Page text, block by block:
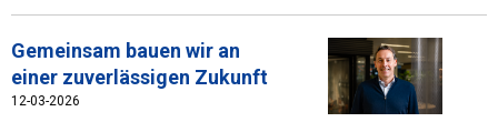
Gemeinsam bauen wir an
einer zuverlässigen Zukunft
12-03-2026